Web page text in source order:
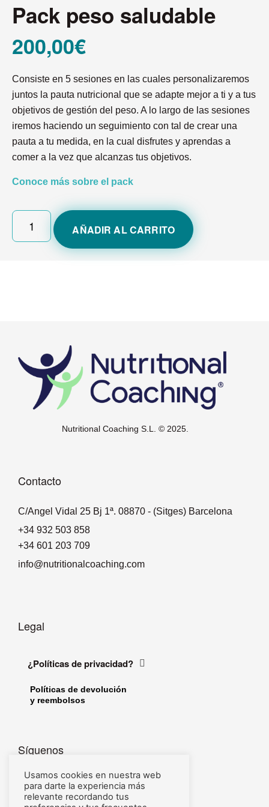
Pack peso saludable
200,00€
Consiste en 5 sesiones en las cuales personalizaremos
juntos la pauta nutricional que se adapte mejor a ti y a tus
objetivos de gestión del peso. A lo largo de las sesiones
iremos haciendo un seguimiento con tal de crear una
pauta a tu medida, en la cual disfrutes y aprendas a
comer a la vez que alcanzas tus objetivos.
Conoce más sobre el pack
AÑADIR AL CARRITO
Nutritional Coaching S.L. © 2025.
Contacto
C/Angel Vidal 25 Bj 1ª. 08870 - (Sitges) Barcelona
+34 932 503 858
+34 601 203 709
info@nutritionalcoaching.com
Legal
¿Políticas de privacidad?
Políticas de devolución
y reembolsos
Síguenos
Linkedin
Facebook
Usamos cookies en nuestra web
para darte la experiencia más
relevante recordando tus